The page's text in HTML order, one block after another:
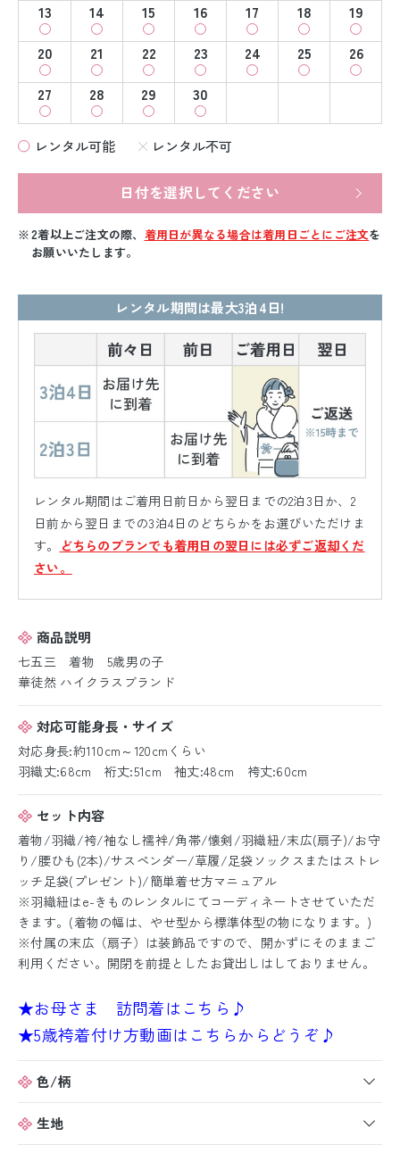
13
14 15 16 17 18
19
20
21 22 23 24 25
26
27
28 29 30
レンタル可能 レンタル不可
日付を選択してください
2着以上ご注文の際、 着用日が異なる場合は着用日ごとにご注文を
お願いいたします。
レンタル期間は最大3泊4日!
レンタル期間はご着用日前日から翌日までの2泊3日か、2
日前から翌日までの3泊4日のどちらかをお選びいただけま
す。
どちらのプランでも着用日の翌日には必ずご返却くだ
さい。
商品説明
七五三 着物 5歳男の子
華徒然 ハイクラスブランド
対応可能身長・サイズ
対応身長:約110cm～120cmくらい
羽織丈:68cm 裄丈:51cm 袖丈:48cm 袴丈:60cm
セット内容
着物/羽織/袴/袖なし襦袢/角帯/懐剣/羽織紐/末広(扇子)/お守
り/腰ひも(2本)/サスペンダー/草履/足袋ソックスまたはストレ
ッチ足袋(プレゼント)/簡単着せ方マニュアル
※羽織紐はe-きものレンタルにてコーディネートさせていただ
きます。(着物の幅は、やせ型から標準体型の物になります。)
※付属の末広（扇子）は装飾品ですので、開かずにそのままご
利用ください。開閉を前提としたお貸出しはしておりません。
★お母さま 訪問着はこちら♪
★5歳袴着付け方動画はこちらからどうぞ♪
色/柄
生地